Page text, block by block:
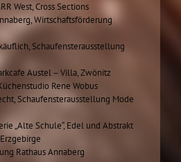
West, Cross Sections
Wirtschaftsförderung
Schaufensterausstellung
Austel – Villa, Zwönitz
Rene Wobus
Schaufensterausstellung Mode
„Alte Schule“, Edel und Abstrakt
Rathaus Annaberg